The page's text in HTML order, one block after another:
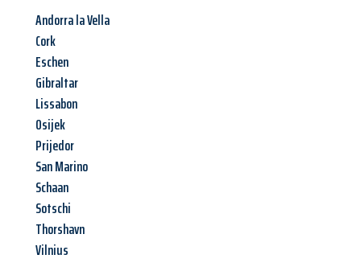
Andorra la Vella
Cork
Eschen
Gibraltar
Lissabon
Osijek
Prijedor
San Marino
Schaan
Sotschi
Thorshavn
Vilnius